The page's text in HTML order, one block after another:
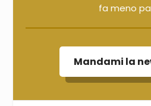
fa meno
Mandami la